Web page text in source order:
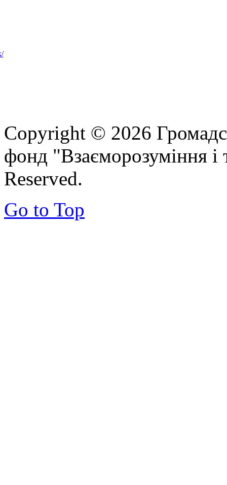
Copyright © 2026
фонд "Взаєморозуміння і
Reserved.
Go to Top